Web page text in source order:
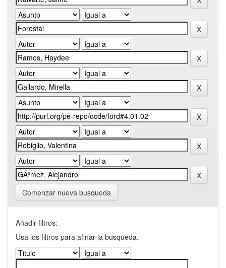
Comenzar nueva busqueda
Añadir filtros:
Usa los filtros para afinar la busqueda.